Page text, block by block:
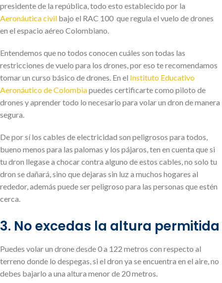
presidente de la república, todo esto establecido por la
Aeronáutica civil bajo el RAC 100 que regula el vuelo de drones
en el espacio aéreo Colombiano.
Entendemos que no todos conocen cuáles son todas las
restricciones de vuelo para los drones, por eso te recomendamos
tomar un curso básico de drones. En el Instituto Educativo
Aeronáutico de Colombiapuedes certificarte como piloto de
drones y aprender todo lo necesario para volar un dron de manera
segura.
De por sí los cables de electricidad son peligrosos para todos,
bueno menos para las palomas y los pájaros, ten en cuenta que si
tu dron llegase a chocar contra alguno de estos cables, no solo tu
dron se dañará, sino que dejaras sin luz a muchos hogares al
rededor, además puede ser peligroso para las personas que estén
cerca.
3. No excedas la altura permitida
Puedes volar un drone desde 0 a 122 metros con respecto al
terreno donde lo despegas, si el dron ya se encuentra en el aire, no
debes bajarlo a una altura menor de 20 metros.